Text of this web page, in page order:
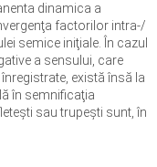
dinamica a
factorilor intra-/
semice iniţiale. În cazul
a sensului, care
există însă la
în semnificaţia
sau trupeşti sunt, în